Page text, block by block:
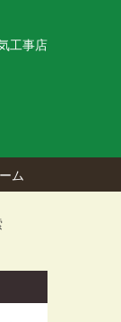
工事店
ム